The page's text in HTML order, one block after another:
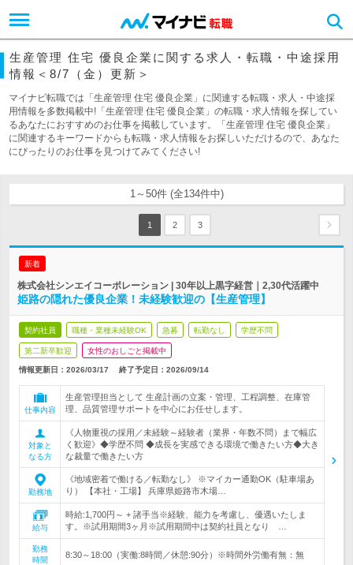
生産管理 住宅 優良企業に関する求人・転職・中途採用
情報＜8/7（金）更新＞
マイナビ転職では「生産管理 住宅 優良企業」に関連する転職・求人・中途採
用情報を多数掲載中!「生産管理 住宅 優良企業」の転職・求人情報を探してい
るあなたにおすすめのお仕事を掲載しています。「生産管理 住宅 優良企業」
に関連するキーワードからも転職・求人情報をお探しいただけるので、あなた
にぴったりのお仕事を見つけてみてください!
1～50件 (全134件中)
1 2 3
新着
株式会社シンエイコーポレーション | 30年以上黒字経営｜2,30代活躍中
姫路の隠れた優良企業！未経験歓迎の【生産管理】
契約社員 職種・業種未経験OK 急募 転勤なし 学歴不問
第二新卒歓迎 女性のおしごと掲載中
情報更新日：2026/03/17 終了予定日： 2026/09/14
仕事内容
生産管理担当として 生産計画の立案・管理、工程調整、在庫管
理、品質管理サポートを中心にお任せします。
対象と
なる方
《人物重視の採用／未経験～経験者（業界・年数不問）まで幅広
く歓迎》◆学歴不問 ◆成長を実感できる環境で働きたい方◆大き
な裁量で働きたい方
勤務地
《地域密着で働ける／転勤なし》 ※マイカー通勤OK（駐車場あ
り） 【本社・工場】 兵庫県姫路市木場…
給与
時給:1,700円～ + 諸手当※経験、能力を考慮し、優遇いたしま
す。※試用期間3ヶ月※試用期間中は契約社員となり …
勤務
時間
8:30～18:00（実働:8時間／休憩:90分）※時間外労働有無：無